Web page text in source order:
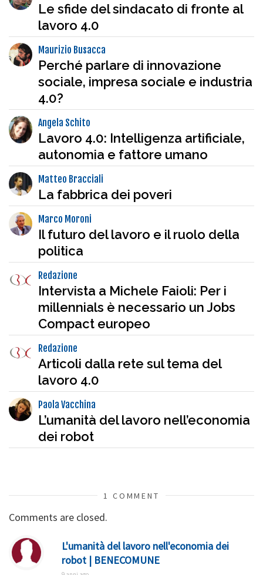
Le sfide del sindacato di fronte al
lavoro 4.0
Maurizio Busacca
Perché parlare di innovazione
sociale, impresa sociale e industria
4.0?
Angela Schito
Lavoro 4.0: Intelligenza artificiale,
autonomia e fattore umano
Matteo Bracciali
La fabbrica dei poveri
Marco Moroni
Il futuro del lavoro e il ruolo della
politica
Redazione
Intervista a Michele Faioli: Per i
millennials è necessario un Jobs
Compact europeo
Redazione
Articoli dalla rete sul tema del
lavoro 4.0
Paola Vacchina
L’umanità del lavoro nell’economia
dei robot
1 COMMENT
Comments are closed.
L'umanità del lavoro nell'economia dei
robot | BENECOMUNE